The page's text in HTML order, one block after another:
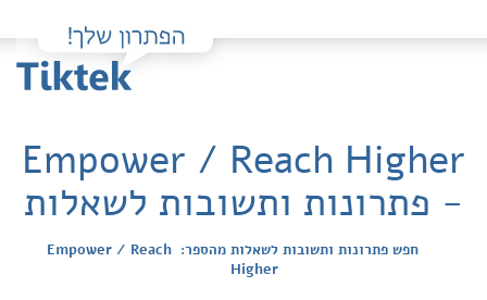
Empower / Reach Higher
- פתרונות ותשובות לשאלות
חפש פתרונות ותשובות לשאלות מהספר: Empower / Reach
Higher